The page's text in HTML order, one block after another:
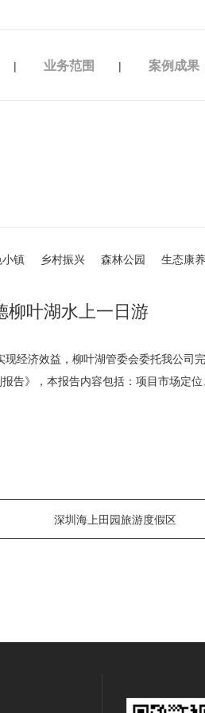
| 业务范围 | 案例成果
小镇 乡村振兴 森林公园 生态康养
柳叶湖水上一日游
济效益，柳叶湖管委会委托我公司
告》，本报告内容包括：项目市场定
深圳海上田园旅游度假区